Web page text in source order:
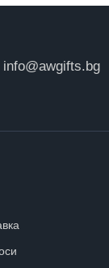
info@awgifts.bg